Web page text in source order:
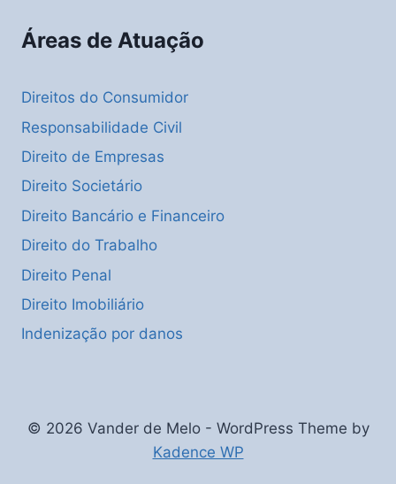
Áreas de Atuação
Direitos do Consumidor
Responsabilidade Civil
Direito de Empresas
Direito Societário
Direito Bancário e Financeiro
Direito do Trabalho
Direito Penal
Direito Imobiliário
Indenização por danos
© 2026 Vander de Melo - WordPress Theme by
Kadence WP